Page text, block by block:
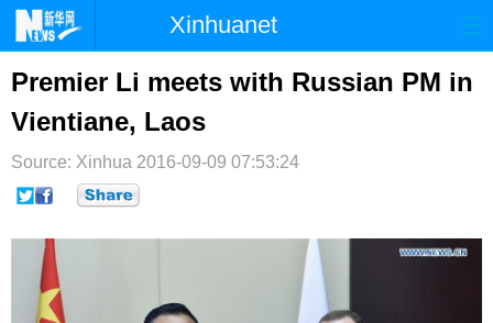
Xinhuanet
首页 时政 国际 港澳
台湾 财经
纪检 体育 科技
文娱
博客
Premier Li meets with Russian PM in
Vientiane, Laos
Source: Xinhua 2016-09-09 07:53:24